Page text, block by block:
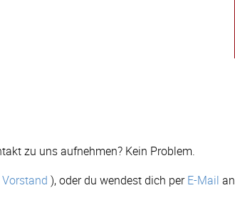
zu uns aufnehmen? Kein Problem.
), oder du wendest dich perE-Mail an